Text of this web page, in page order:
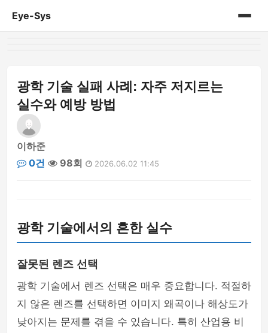
Eye-Sys
광학 기술 실패 사례: 자주 저지르는
실수와 예방 방법
이하준
0건
98회 2026.06.02 11:45
광학 기술에서의 흔한 실수
잘못된 렌즈 선택
광학 기술에서 렌즈 선택은 매우 중요합니다. 적절하
지 않은 렌즈를 선택하면 이미지 왜곡이나 해상도가
낮아지는 문제를 겪을 수 있습니다. 특히 산업용 비